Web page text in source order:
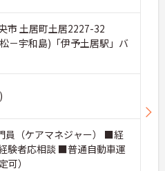
市 土居町土居2227-32
－宇和島)「伊予土居駅」バ
員（ケアマネジャー） ■経
験者応相談 ■普通自動車運
可）